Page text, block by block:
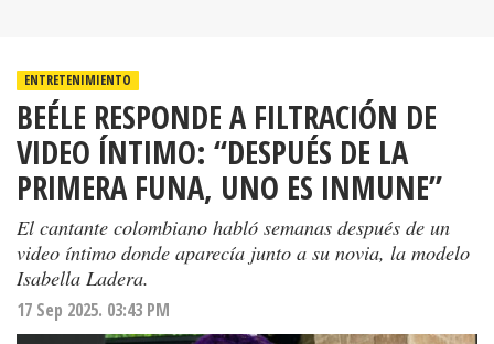
ENTRETENIMIENTO
BEÉLE RESPONDE A FILTRACIÓN DE
VIDEO ÍNTIMO: “DESPUÉS DE LA
PRIMERA FUNA, UNO ES INMUNE”
El cantante colombiano habló semanas después de un
video íntimo donde aparecía junto a su novia, la modelo
Isabella Ladera.
17 Sep 2025. 03:43 PM